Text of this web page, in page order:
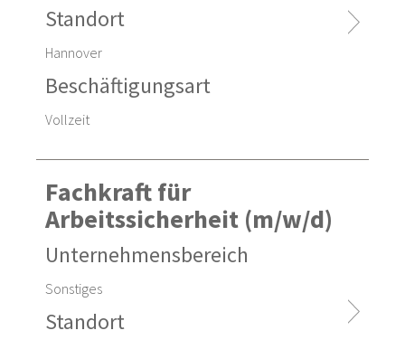
Standort
Hannover
Beschäftigungsart
Vollzeit
Fachkraft für
Arbeitssicherheit (m/w/d)
Unternehmensbereich
Sonstiges
Standort